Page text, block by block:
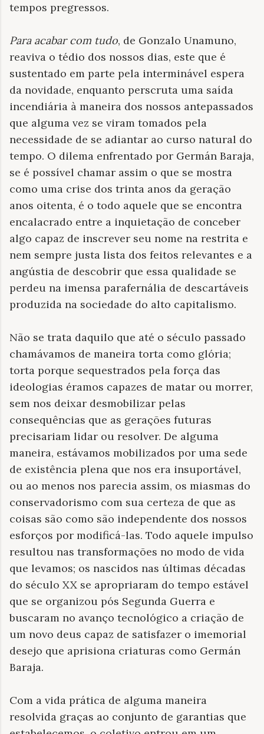
tempos pregressos.
Para acabar com tudo, de Gonzalo Unamuno,
reaviva o tédio dos nossos dias, este que é
sustentado em parte pela interminável espera
da novidade, enquanto perscruta uma saída
incendiária à maneira dos nossos antepassados
que alguma vez se viram tomados pela
necessidade de se adiantar ao curso natural do
tempo. O dilema enfrentado por Germán Baraja,
se é possível chamar assim o que se mostra
como uma crise dos trinta anos da geração
anos oitenta, é o todo aquele que se encontra
encalacrado entre a inquietação de conceber
algo capaz de inscrever seu nome na restrita e
nem sempre justa lista dos feitos relevantes e a
angústia de descobrir que essa qualidade se
perdeu na imensa parafernália de descartáveis
produzida na sociedade do alto capitalismo.
Não se trata daquilo que até o século passado
chamávamos de maneira torta como glória;
torta porque sequestrados pela força das
ideologias éramos capazes de matar ou morrer,
sem nos deixar desmobilizar pelas
consequências que as gerações futuras
precisariam lidar ou resolver. De alguma
maneira, estávamos mobilizados por uma sede
de existência plena que nos era insuportável,
ou ao menos nos parecia assim, os miasmas do
conservadorismo com sua certeza de que as
coisas são como são independente dos nossos
esforços por modificá-las. Todo aquele impulso
resultou nas transformações no modo de vida
que levamos; os nascidos nas últimas décadas
do século XX se apropriaram do tempo estável
que se organizou pós Segunda Guerra e
buscaram no avanço tecnológico a criação de
um novo deus capaz de satisfazer o imemorial
desejo que aprisiona criaturas como Germán
Baraja.
Com a vida prática de alguma maneira
resolvida graças ao conjunto de garantias que